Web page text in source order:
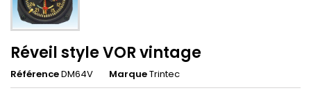
Réveil style VOR vintage
RéférenceDM64V MarqueTrintec